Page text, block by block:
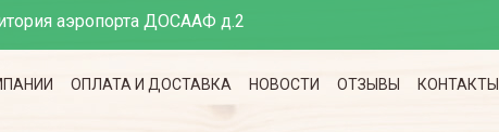
аэропорта ДОСААФ д.2
ОПЛАТА И ДОСТАВКА НОВОСТИ ОТЗЫВЫ КОНТАКТЫ